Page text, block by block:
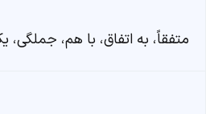
متفقاً، به اتفاق، با هم،